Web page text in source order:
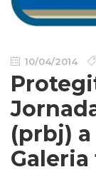
10/04/2014
(prbj) a